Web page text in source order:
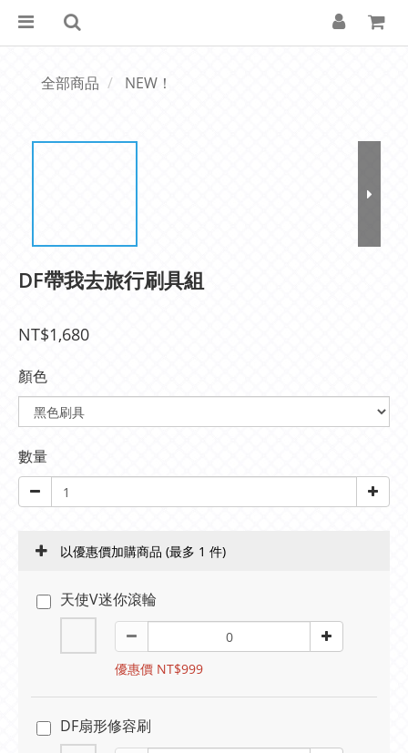
全部商品 NEW！
DF帶我去旅行刷具組
NT$1,680
顏色
數量
以優惠價加購商品 (最多 1 件)
天使V迷你滾輪
優惠價 NT$999
DF扇形修容刷